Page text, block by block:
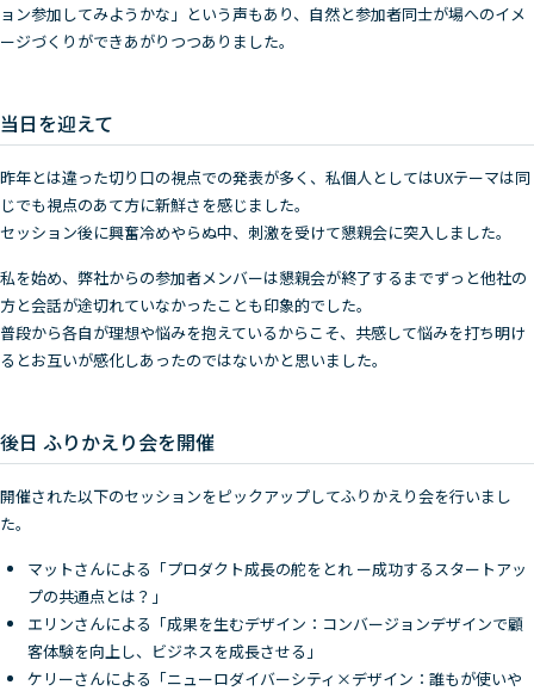
ョン参加してみようかな」という声もあり、自然と参加者同士が場へのイメ
ージづくりができあがりつつありました。
当日を迎えて
昨年とは違った切り口の視点での発表が多く、私個人としてはUXテーマは同
じでも視点のあて方に新鮮さを感じました。
セッション後に興奮冷めやらぬ中、刺激を受けて懇親会に突入しました。
私を始め、弊社からの参加者メンバーは懇親会が終了するまでずっと他社の
方と会話が途切れていなかったことも印象的でした。
普段から各自が理想や悩みを抱えているからこそ、共感して悩みを打ち明け
るとお互いが感化しあったのではないかと思いました。
後日 ふりかえり会を開催
開催された以下のセッションをピックアップしてふりかえり会を行いまし
た。
マットさんによる「プロダクト成長の舵をとれ ー成功するスタートアッ
プの共通点とは？」
エリンさんによる「成果を生むデザイン：コンバージョンデザインで顧
客体験を向上し、ビジネスを成長させる」
ケリーさんによる「ニューロダイバーシティ×デザイン：誰もが使いや